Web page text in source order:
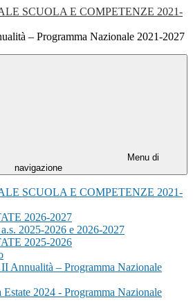
SCUOLA E COMPETENZE 2021-
– Programma Nazionale 2021-2027
Menu di
navigazione
SCUOLA E COMPETENZE 2021-
2026-2027
2025-2026 e 2026-2027
2025-2026
Annualità – Programma Nazionale
Estate 2024 - Programma Nazionale